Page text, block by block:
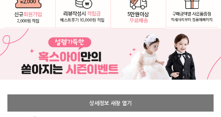
상세정보 새창 열기